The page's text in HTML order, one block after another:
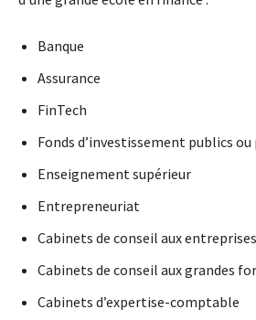
Banque
Assurance
FinTech
Fonds d’investissement publics ou
Enseignement supérieur
Entrepreneuriat
Cabinets de conseil aux entreprises
Cabinets de conseil aux grandes
Cabinets d’expertise-comptable